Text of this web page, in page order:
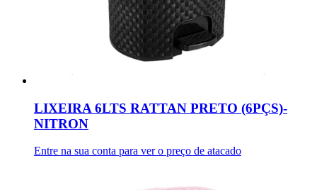
LIXEIRA 6LTS RATTAN PRETO (6PÇS)-
NITRON
Entre na sua conta para ver o preço de atacado